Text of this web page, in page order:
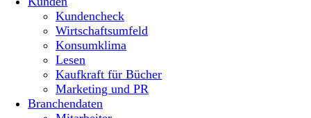
Kundencheck
Wirtschaftsumfeld
Konsumklima
Lesen
Kaufkraft für Bücher
Marketing und PR
Branchendaten